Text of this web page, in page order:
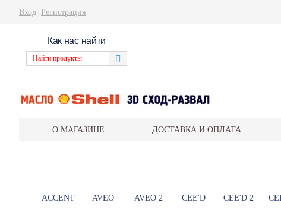
Вход Регистрация
Как нас найти
О МАГАЗИНЕ ДОСТАВКА И ОПЛАТА
ACCENT AVEO AVEO 2 CEE'D CEE'D 2